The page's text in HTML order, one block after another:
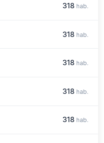
318 hab.
318 hab.
318 hab.
318 hab.
318 hab.